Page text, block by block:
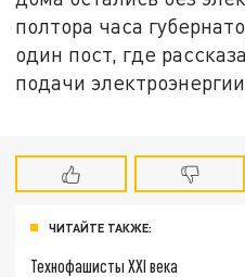
полтора часа
один пост, где
подачи
ЧИТАЙТЕ ТАКЖЕ:
Технофашисты XXI века